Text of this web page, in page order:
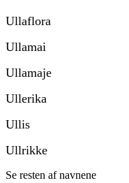
Ullaflora
Ullamai
Ullamaje
Ullerika
Ullis
Ullrikke
Se resten af navnene